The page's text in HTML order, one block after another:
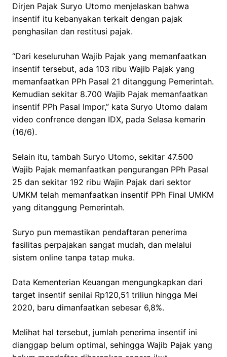
Dirjen Pajak Suryo Utomo menjelaskan bahwa
insentif itu kebanyakan terkait dengan pajak
penghasilan dan restitusi pajak.
“Dari keseluruhan Wajib Pajak yang memanfaatkan
insentif tersebut, ada 103 ribu Wajib Pajak yang
memanfaatkan PPh Pasal 21 ditanggung Pemerintah.
Kemudian sekitar 8.700 Wajib Pajak memanfaatkan
insentif PPh Pasal Impor,” kata Suryo Utomo dalam
video confrence dengan IDX, pada Selasa kemarin
(16/6).
Selain itu, tambah Suryo Utomo, sekitar 47.500
Wajib Pajak memanfaatkan pengurangan PPh Pasal
25 dan sekitar 192 ribu Wajin Pajak dari sektor
UMKM telah memanfaatkan insentif PPh Final UMKM
yang ditanggung Pemerintah.
Suryo pun memastikan pendaftaran penerima
fasilitas perpajakan sangat mudah, dan melalui
sistem online tanpa tatap muka.
Data Kementerian Keuangan mengungkapkan dari
target insentif senilai Rp120,51 triliun hingga Mei
2020, baru dimanfaatkan sebesar 6,8%.
Melihat hal tersebut, jumlah penerima insentif ini
dianggap belum optimal, sehingga Wajib Pajak yang